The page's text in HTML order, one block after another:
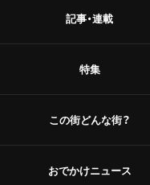
記事・連載
特集
この街どんな街？
おでかけニュース